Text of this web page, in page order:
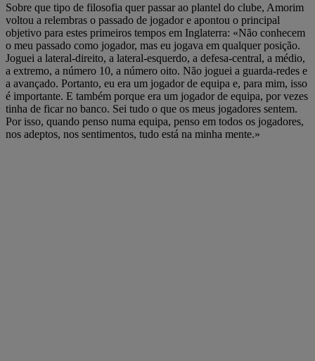
Sobre que tipo de filosofia quer passar ao plantel do clube, Amorim
voltou a relembras o passado de jogador e apontou o principal
objetivo para estes primeiros tempos em Inglaterra: «Não conhecem
o meu passado como jogador, mas eu jogava em qualquer posição.
Joguei a lateral-direito, a lateral-esquerdo, a defesa-central, a médio,
a extremo, a número 10, a número oito. Não joguei a guarda-redes e
a avançado. Portanto, eu era um jogador de equipa e, para mim, isso
é importante. E também porque era um jogador de equipa, por vezes
tinha de ficar no banco. Sei tudo o que os meus jogadores sentem.
Por isso, quando penso numa equipa, penso em todos os jogadores,
nos adeptos, nos sentimentos, tudo está na minha mente.»